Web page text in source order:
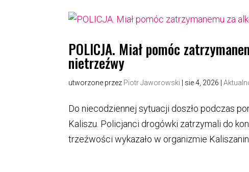
POLICJA. Miał pomóc
nietrzeźwy
utworzone przez Piotr Jaworowski sie 4, 2026 |
Do niecodziennej sytuacji doszło podczas
Kaliszu. Policjanci drogówki zatrzymali do
trzeźwości wykazało w organizmie